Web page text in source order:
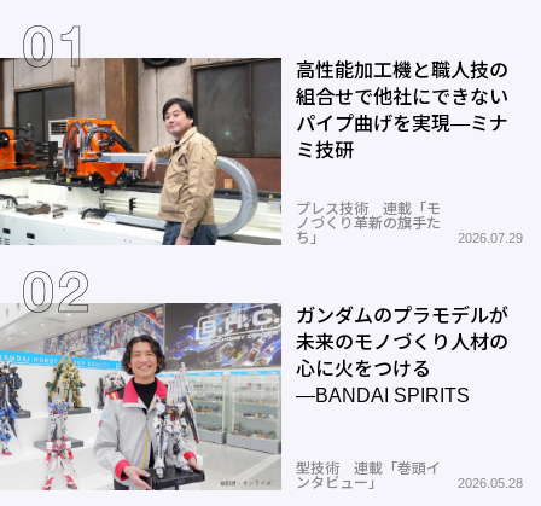
高性能加工機と職人技の
組合せで他社にできない
パイプ曲げを実現―ミナ
ミ技研
プレス技術 連載「モ
ノづくり革新の旗手た
ち」
2026.07.29
ガンダムのプラモデルが
未来のモノづくり人材の
心に火をつける
―BANDAI SPIRITS
型技術 連載「巻頭イ
ンタビュー」
2026.05.28